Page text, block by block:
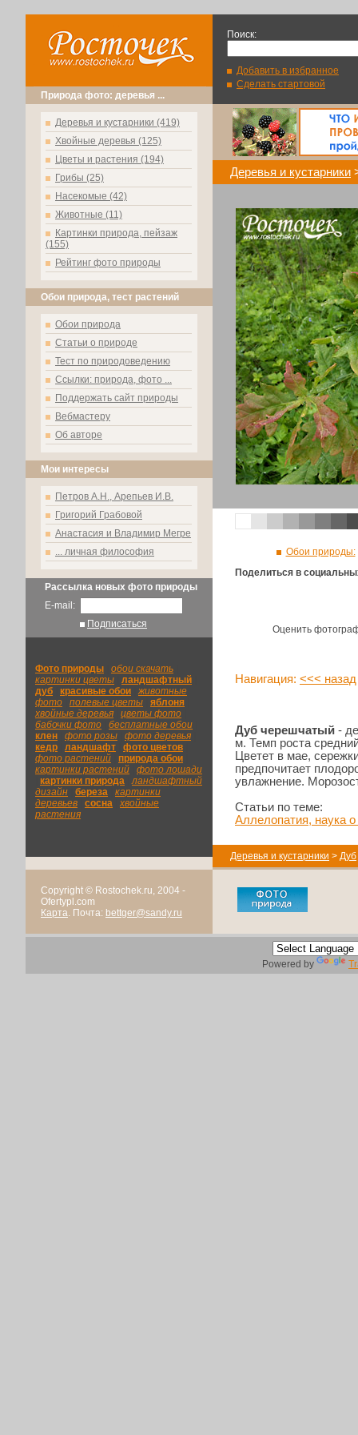
Природа фото: деревья ...
Деревья и кустарники (419)
Хвойные деревья (125)
Цветы и растения (194)
Грибы (25)
Насекомые (42)
Животные (11)
Картинки природа, пейзаж
(155)
Рейтинг фото природы
Обои природа, тест растений
Обои природа
Статьи о природе
Тест по природоведению
Ссылки: природа, фото ...
Поддержать сайт природы
Вебмастеру
Об авторе
Мои интересы
Петров А.Н., Арепьев И.В.
Григорий Грабовой
Анастасия и Владимир Мегре
... личная философия
Рассылка новых фото природы
E-mail:
Подписаться
Фото природы обои скачать
картинки цветы
ландшафтный
дуб
красивые обои
животные
фото
полевые цветы яблоня
хвойные деревья
цветы фото
бабочки фото
бесплатные обои
клен
фото розы фото деревья
кедр
ландшафт фото цветов
фото растений
природа обои
картинки растений
фото лошади
картинки природа |ландшафтный
дизайн
береза
картинки
деревьев
сосна
хвойные
растения
Поиск:
Добавить в избранное
Сделать стартовой
Деревья и кустарники
Обои природы:
Поделиться в
Оценить
Навигация: <<< назад
Дуб черешчатый -
м. Темп роста
Цветет в мае,
предпочитает
увлажнение.
Статьи по теме:
Аллелопатия, наука
Деревья и кустарники > Дуб
Copyright © Rostochek.ru, 2004 -
Ofertypl.com
Карта. Почта: bettger@sandy.ru
Powered by